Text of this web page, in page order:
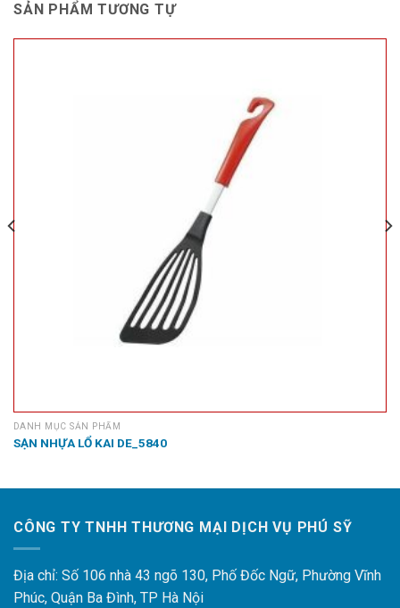
SẢN PHẨM TƯƠNG TỰ
DANH MỤC SẢN PHẨM
SẠN NHỰA LỔ KAI DE_5840
CÔNG TY TNHH THƯƠNG MẠI DỊCH VỤ PHÚ SỸ
Địa chỉ: Số 106 nhà 43 ngõ 130, Phố Đốc Ngữ, Phường Vĩnh
Phúc, Quận Ba Đình, TP Hà Nội